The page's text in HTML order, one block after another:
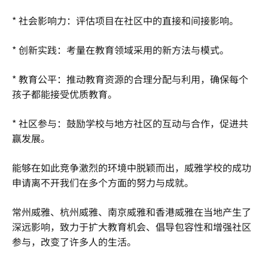
* 社会影响力：评估项目在社区中的直接和间接影响。
* 创新实践：考量在教育领域采用的新方法与模式。
* 教育公平：推动教育资源的合理分配与利用，确保每个
孩子都能接受优质教育。
* 社区参与：鼓励学校与地方社区的互动与合作，促进共
赢发展。
能够在如此竞争激烈的环境中脱颖而出，威雅学校的成功
申请离不开我们在多个方面的努力与成就。
常州威雅、杭州威雅、南京威雅和香港威雅在当地产生了
深远影响，致力于扩大教育机会、倡导包容性和增强社区
参与，改变了许多人的生活。